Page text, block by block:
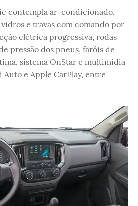
contempla ar-condicionado,
e travas com comando por
elétrica progressiva, rodas
pressão dos pneus, faróis de
sistema OnStar e multimídia
e Apple CarPlay, entre